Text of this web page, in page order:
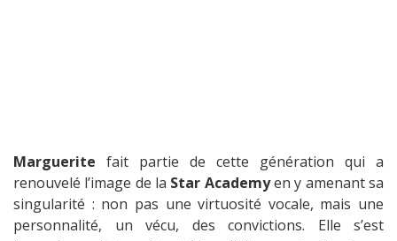
Marguerite fait partie de cette génération qui a
renouvelé l’image de la Star Academyen y amenant sa
singularité : non pas une virtuosité vocale, mais une
personnalité, un vécu, des convictions. Elle s’est